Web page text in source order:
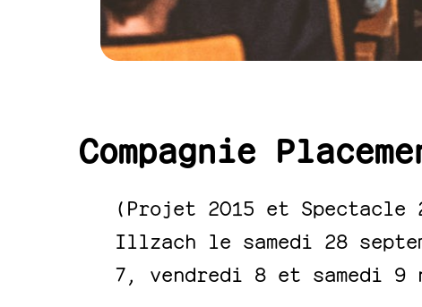
Compagnie
(Projet 2015 et Spectacle
Illzach le samedi 28
7, vendredi 8 et samedi 9